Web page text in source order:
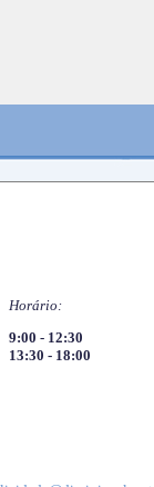
Horário:
9:00 - 12:30
13:30 - 18:00